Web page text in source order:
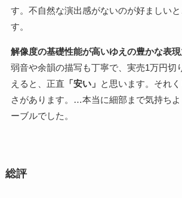
す。不自然な演出感がないのが好ましい
す。
解像度の基礎性能が高いゆえの豊かな表現
弱音や余韻の描写も丁寧で、実売1万円切
えると、正直 「安い」 と思います。それ
さがあります。…本当に細部まで気持ち
ーブルでした。
総評